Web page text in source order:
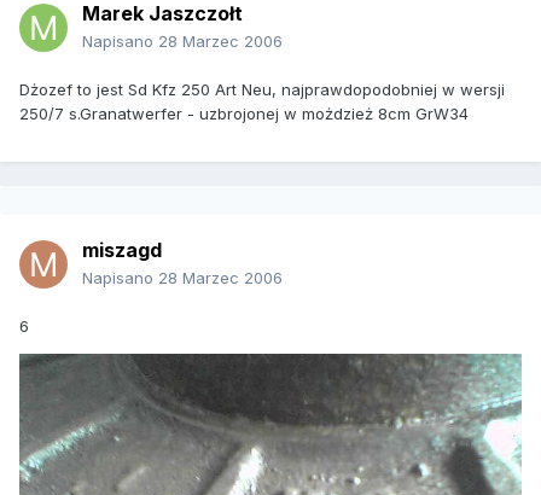
Marek Jaszczołt
Napisano 28 Marzec 2006
Dżozef to jest Sd Kfz 250 Art Neu, najprawdopodobniej w wersji
250/7 s.Granatwerfer - uzbrojonej w możdzież 8cm GrW34
miszagd
Napisano 28 Marzec 2006
6